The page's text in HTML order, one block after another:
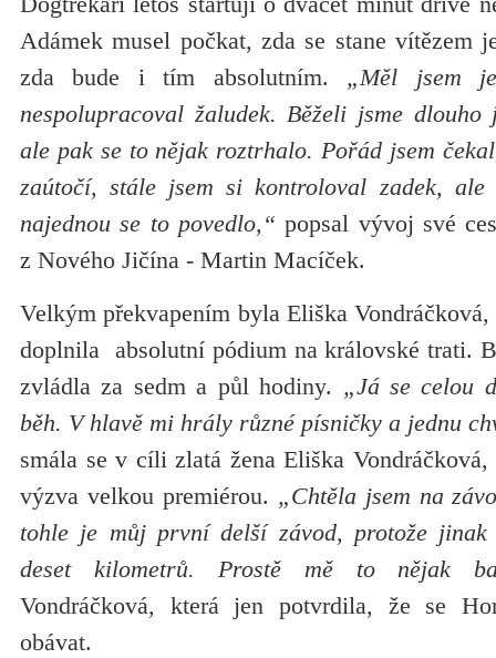
Adámek musel počkat, zda se stane vítězem
zda bude i tím absolutním. „Měl jsem
nespolupracoval žaludek. Běželi jsme
ale pak se to nějak roztrhalo. Pořád jsem
zaútočí, stále jsem si kontroloval zadek,
najednou se to povedlo,“ popsal vývoj své
z Nového Jičína - Martin Macíček.
Velkým překvapením byla Eliška
doplnila absolutní pódium na královské trati.
zvládla za sedm a půl hodiny. „Já se celou
běh. V hlavě mi hrály různé písničky a jednu
smála se v cíli zlatá žena Eliška
výzva velkou premiérou. „Chtěla jsem na
tohle je můj první delší závod, protože jinak
deset kilometrů. Prostě mě to nějak
Vondráčková, která jen potvrdila, že se
obávat.